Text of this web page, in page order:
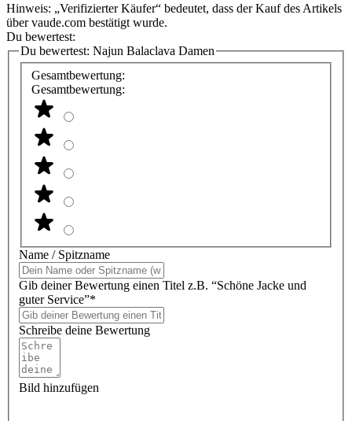
Hinweis: „Verifizierter Käufer“ bedeutet, dass der Kauf des Artikels
über vaude.com bestätigt wurde.
Du bewertest:
Du bewertest: Najun Balaclava Damen
Gesamtbewertung:
Gesamtbewertung:
Name / Spitzname
Gib deiner Bewertung einen Titel z.B. “Schöne Jacke und
guter Service”*
Schreibe deine Bewertung
Bild hinzufügen